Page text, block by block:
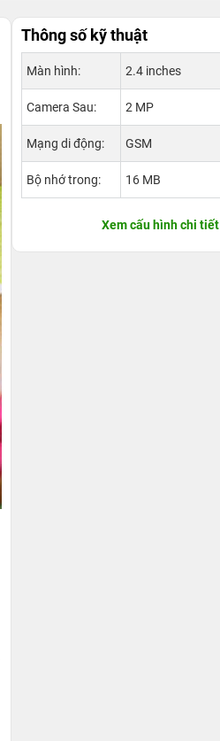
Thông số kỹ thuật
Màn hình: 2.4 inches
Camera Sau: 2 MP
Mạng di động: GSM
Bộ nhớ trong: 16 MB
Xem cấu hình chi tiết